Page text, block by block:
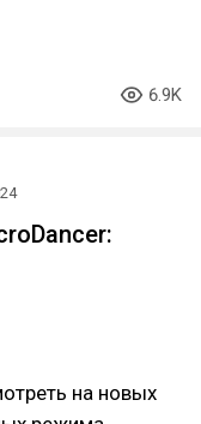
6.9K
на новых